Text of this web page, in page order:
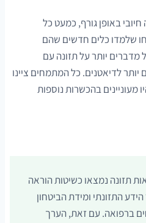
באופן גורף, כמעט כל
שלמדו כלים חדשים שהם
מדברים יותר על תזונה עם
לדיאטנים. כל המתמחים ציינו
מעוניינים בהכשרות נוספות
תזונה נמצאו כשיטות הוראה
התזונתי ומידת הביטחון
ברפואה. עם זאת, הערך